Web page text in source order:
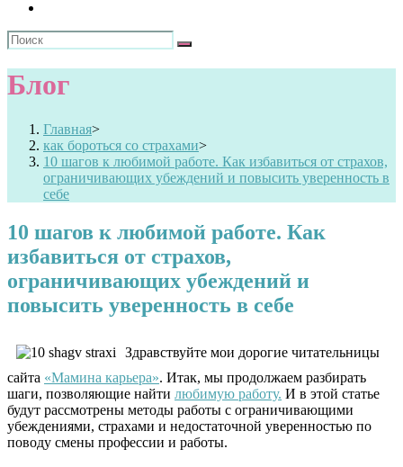
Блог
Главная>
как бороться со страхами>
10 шагов к любимой работе. Как избавиться от страхов,
ограничивающих убеждений и повысить уверенность в
себе
10 шагов к любимой работе. Как
избавиться от страхов,
ограничивающих убеждений и
повысить уверенность в себе
Здравствуйте мои дорогие читательницы
сайта «Мамина карьера». Итак, мы продолжаем разбирать
шаги, позволяющие найти любимую работу. И в этой статье
будут рассмотрены методы работы с ограничивающими
убеждениями, страхами и недостаточной уверенностью по
поводу смены профессии и работы.